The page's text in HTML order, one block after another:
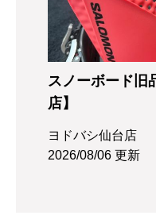
スノーボード
店】
ヨドバシ仙台店
2026/08/06 更新